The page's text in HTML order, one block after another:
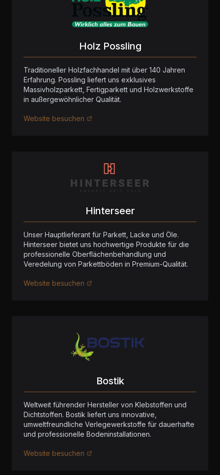
Holz Possling
Traditioneller Holzfachhandel mit über 140 Jahren
Erfahrung. Possling liefert uns exklusives
Massivholzparkett, Fertigparkett und Holzwerkstoffe
in außergewöhnlicher Qualität.
Website besuchen
Hinterseer
Unser Hauptlieferant für Parkett, Lacke und Öle.
Hinterseer bietet uns hochwertige Produkte für die
professionelle Oberflächenbehandlung und
Veredelung von Parkettböden in Premium-Qualität.
Website besuchen
Bostik
Weltweit führender Hersteller von Klebstoffen und
Dichtstoffen. Bostik liefert uns innovative,
umweltfreundliche Verlegewerkstoffe für dauerhafte
und professionelle Bodeninstallationen.
Website besuchen